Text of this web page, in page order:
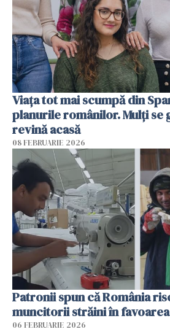
Viața tot mai scumpă din
planurile românilor. Mulți se
revină acasă
08 FEBRUARIE 2026
Patronii spun că România
muncitorii străini în
06 FEBRUARIE 2026